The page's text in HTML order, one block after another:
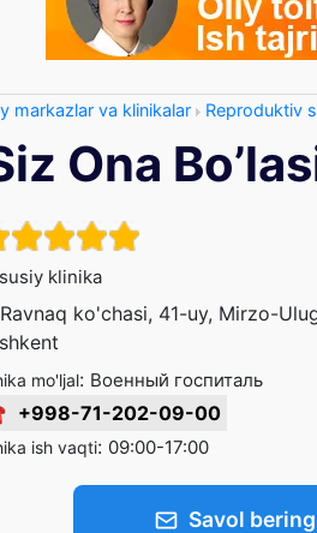
markazlar va klinikalar Reproduktiv
Ona
klinika
Ravnaq ko'chasi, 41-uy, Mirzo-
mo'ljal: Военный госпиталь
+998-71-202-09-00
ish vaqti: 09:00-17:00
Savol bering